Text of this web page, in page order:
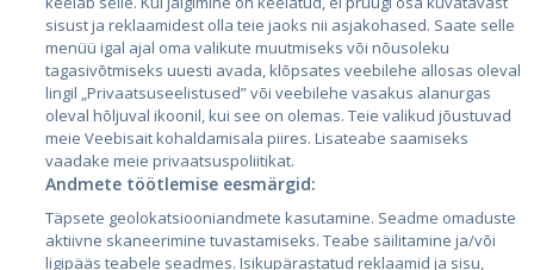
City24.lv
City24.ee
GetaPro.lv
CVbankas.lt
Kainos.lt
Paslaugos.lt
sisust ja reklaamidest olla teie jaoks nii asjakohased. Saate selle
menüü igal ajal oma valikute muutmiseks või nõusoleku
tagasivõtmiseks uuesti avada, klõpsates veebilehe allosas oleval
lingil „Privaatsuseelistused” või veebilehe vasakus alanurgas
oleval hõljuval ikoonil, kui see on olemas. Teie valikud jõustuvad
meie Veebisait kohaldamisala piires. Lisateabe saamiseks
vaadake meie privaatsuspoliitikat.
Andmete töötlemise eesmärgid:
Täpsete geolokatsiooniandmete kasutamine. Seadme omaduste
aktiivne skaneerimine tuvastamiseks. Teabe säilitamine ja/või
ligipääs teabele seadmes. Isikupärastatud reklaamid ja sisu,